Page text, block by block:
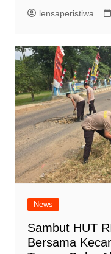
lensaperistiwa
News
Sambut HUT
Bersama